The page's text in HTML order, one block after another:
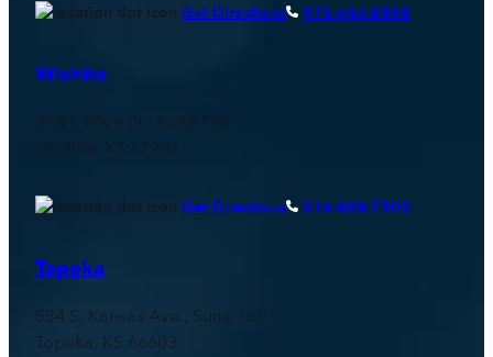
Get Directions 573-444-8888
Wichita
515 S Main St., Suite 107
Wichita, KS 67202
Get Directions 316-888-7500
Topeka
534 S. Kansas Ave., Suite 160
Topeka, KS 66603